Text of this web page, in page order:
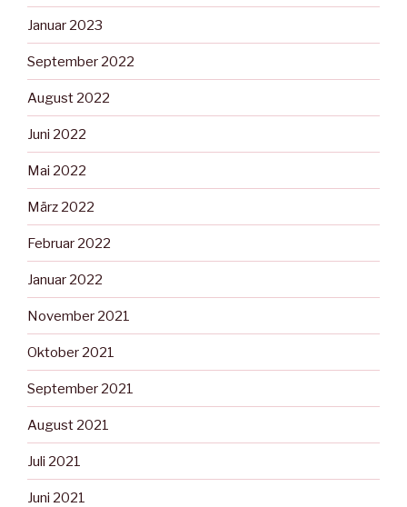
Januar 2023
September 2022
August 2022
Juni 2022
Mai 2022
März 2022
Februar 2022
Januar 2022
November 2021
Oktober 2021
September 2021
August 2021
Juli 2021
Juni 2021